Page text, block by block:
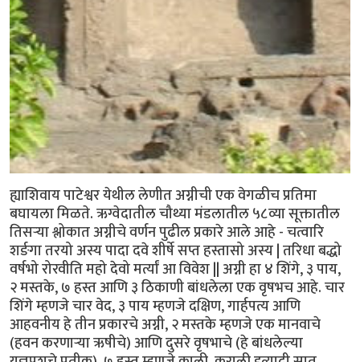
ह्याशिवाय पाटेश्वर येथील लेणीत अग्नीची एक वेगळीच प्रतिमा
बघायला मिळते. ऋग्वेदातील चौथ्या मंडलातील ५८व्या सूक्तातील
तिसर्‍या श्लोकात अग्नीचे वर्णन पुढील प्रकारे आले आहे - चत्वारि
शर्ङगा तरयो अस्य पादा दवे शीर्षे सप्त हस्तासो अस्य | तरिधा बद्धो
वर्षभो रोरवीति महो देवो मर्त्यां आ विवेश || अग्नी हा ४ शिंगे, ३ पाय,
२ मस्तके, ७ हस्त आणि ३ ठिकाणी बांधलेला एक वृषभच आहे. चार
शिंगे म्हणजे चार वेद, ३ पाय म्हणजे दक्षिण, गार्हपत्य आणि
आहवनीय हे तीन प्रकारचे अग्नी, २ मस्तके म्हणजे एक मानवाचे
(हवन करणार्‍या ऋषीचे) आणि दुसरे वृषभाचे (हे बांधलेल्या